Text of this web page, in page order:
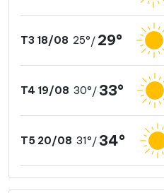
T3 18/08 25°/ 29°
T4 19/08 30°/ 33°
T5 20/08 31°/ 34°